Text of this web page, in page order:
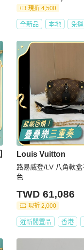
現折 4,500
全新品 本地 免運
Louis Vuitton
路易威登/LV 八角軟
色
TWD 61,086
現折 2,000
近新閒置品 香港